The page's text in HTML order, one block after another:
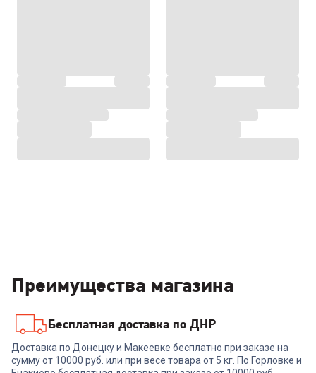
Преимущества магазина
Бесплатная доставка по ДНР
Доставка по Донецку и Макеевке бесплатно при заказе на
сумму от 10000 руб. или при весе товара от 5 кг. По Горловке и